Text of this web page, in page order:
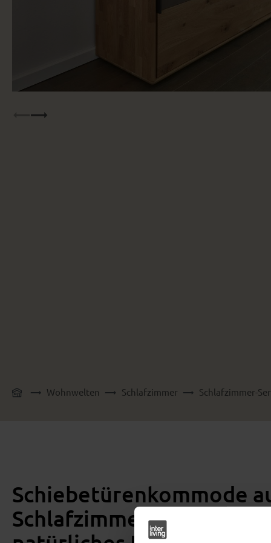
Wohnwelten Schlafzimmer Schlafzimmer-
Schiebetürenkommode
Schlafzimmer Serie 1015